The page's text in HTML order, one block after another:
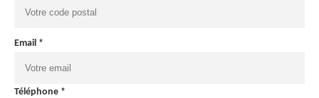
Email *
Téléphone *